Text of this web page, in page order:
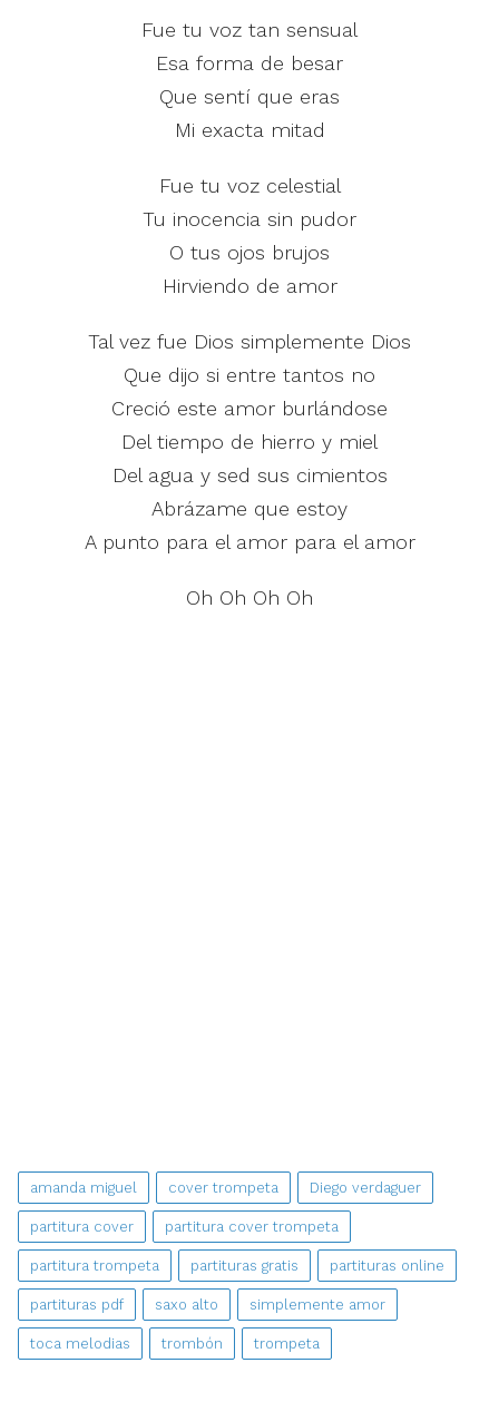
Fue tu voz tan sensual
Esa forma de besar
Que sentí que eras
Mi exacta mitad
Fue tu voz celestial
Tu inocencia sin pudor
O tus ojos brujos
Hirviendo de amor
Tal vez fue Dios simplemente Dios
Que dijo si entre tantos no
Creció este amor burlándose
Del tiempo de hierro y miel
Del agua y sed sus cimientos
Abrázame que estoy
A punto para el amor para el amor
Oh Oh Oh Oh
amanda miguel cover trompeta Diego verdaguer
partitura cover partitura cover trompeta
partitura trompeta partituras gratis partituras online
partituras pdf saxo alto simplemente amor
toca melodias trombón trompeta